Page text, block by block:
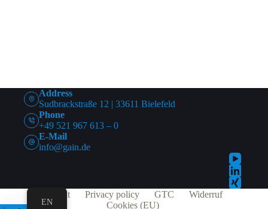
Address
Sudbrackstraße 12 | 33611 Bielefeld
Phone
+49 521 967 613 – 0
E-Mail
info@gain.de
Imprint Privacy policy GTC
Widerruf
Cookies (EU)
EN